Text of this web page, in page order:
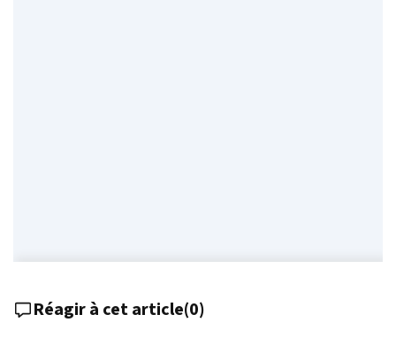
Réagir à cet article(0)